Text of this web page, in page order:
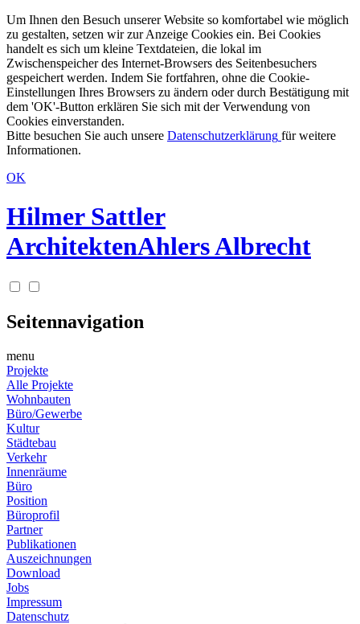
Um Ihnen den Besuch unserer Website so komfortabel wie möglich
zu gestalten, setzen wir zur Anzeige Cookies ein. Bei Cookies
handelt es sich um kleine Textdateien, die lokal im
Zwischenspeicher des Internet-Browsers des Seitenbesuchers
gespeichert werden. Indem Sie fortfahren, ohne die Cookie-
Einstellungen Ihres Browsers zu ändern oder durch Bestätigung mit
dem 'OK'-Button erklären Sie sich mit der Verwendung von
Cookies einverstanden.
Bitte besuchen Sie auch unsere Datenschutzerklärung für weitere
Informationen.
OK
Hilmer Sattler
ArchitektenAhlers Albrecht
Seitennavigation
menu
Projekte
Alle Projekte
Wohnbauten
Büro/Gewerbe
Kultur
Städtebau
Verkehr
Innenräume
Büro
Position
Büroprofil
Partner
Publikationen
Auszeichnungen
Download
Jobs
Impressum
Datenschutz